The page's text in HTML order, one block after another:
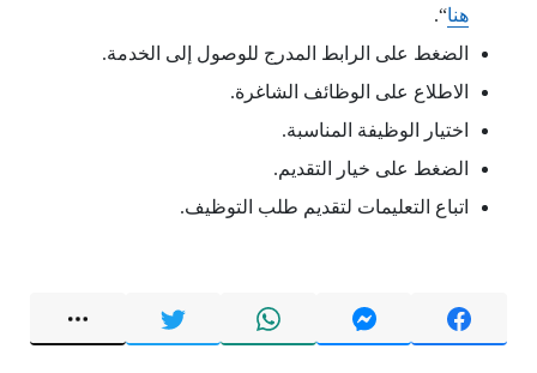
هنا“.
الضغط على الرابط المدرج للوصول إلى الخدمة.
الاطلاع على الوظائف الشاغرة.
اختيار الوظيفة المناسبة.
الضغط على خيار التقديم.
اتباع التعليمات لتقديم طلب التوظيف.